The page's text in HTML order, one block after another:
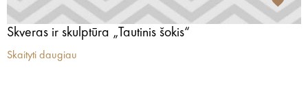
Skveras ir skulptūra „Tautinis šokis“
Skaityti daugiau